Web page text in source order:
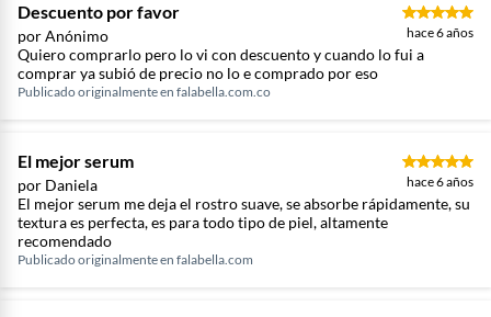
Descuento por favor
por Anónimo hace 6 años
Quiero comprarlo pero lo vi con descuento y cuando lo fui a
comprar ya subió de precio no lo e comprado por eso
Publicado originalmente en falabella.com.co
El mejor serum
por Daniela hace 6 años
El mejor serum me deja el rostro suave, se absorbe rápidamente, su
textura es perfecta, es para todo tipo de piel, altamente
recomendado
Publicado originalmente en falabella.com